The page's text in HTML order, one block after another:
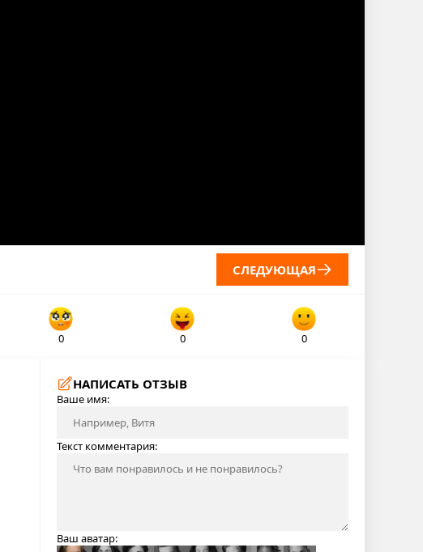
СЛЕДУЮЩАЯ
0 0 0
НАПИСАТЬ ОТЗЫВ
Ваше имя:
Текст комментария:
Ваш аватар: